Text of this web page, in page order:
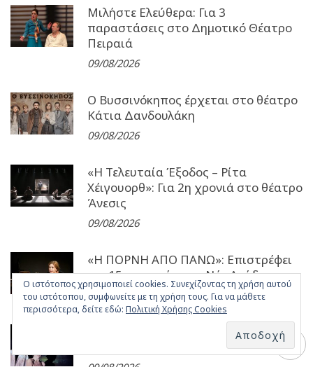
Μιλήστε Ελεύθερα: Για 3
παραστάσεις στο Δημοτικό Θέατρο
Πειραιά
09/08/2026
Ο Βυσσινόκηπος έρχεται στο θέατρο
Κάτια Δανδουλάκη
09/08/2026
«Η Τελευταία Έξοδος – Ρίτα
Χέιγουορθ»: Για 2η χρονιά στο θέατρο
Άνεσις
09/08/2026
«Η ΠΟΡΝΗ ΑΠΟ ΠΑΝΩ»: Επιστρέφει
για 15η χρονιά στον Νέο Ακάδημο
09/08/2026
“Ψύχωση” της Σάρας Κέιν τον
Νοέμβριο στο Θέατρο OLVIO
Ο ιστότοπος χρησιμοποιεί cookies. Συνεχίζοντας τη χρήση αυτού
του ιστότοπου, συμφωνείτε με τη χρήση τους. Για να μάθετε
περισσότερα, δείτε εδώ: Πολιτική Χρήσης Cookies